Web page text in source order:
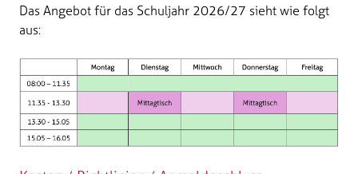
Das Angebot für das Schuljahr 2026/27 sieht wie folgt
aus: